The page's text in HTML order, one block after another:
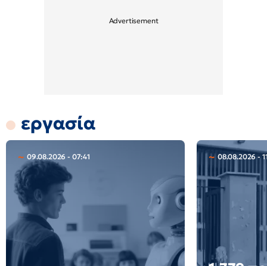
εργασία
09.08.2026 - 07:41 08.08.2026 -